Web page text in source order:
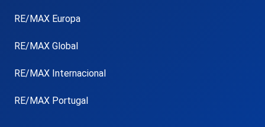
RE/MAX Europa
RE/MAX Global
RE/MAX Internacional
RE/MAX Portugal